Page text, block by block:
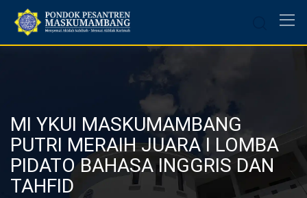
content
MI YKUI MASKUMAMBANG
PUTRI MERAIH JUARA I LOMBA
PIDATO BAHASA INGGRIS DAN
TAHFID